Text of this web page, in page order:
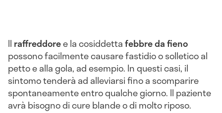
Il raffreddoree la cosiddettafebbre da fieno
possono facilmente causare fastidio o solletico al
petto e alla gola, ad esempio. In questi casi, il
sintomo tenderà ad alleviarsi fino a scomparire
spontaneamente entro qualche giorno. Il paziente
avrà bisogno di cure blande o di molto riposo.